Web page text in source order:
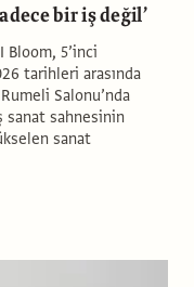
bir iş değil’
Bloom, 5’inci
tarihleri arasında
Salonu’nda
sanat sahnesinin
sanat